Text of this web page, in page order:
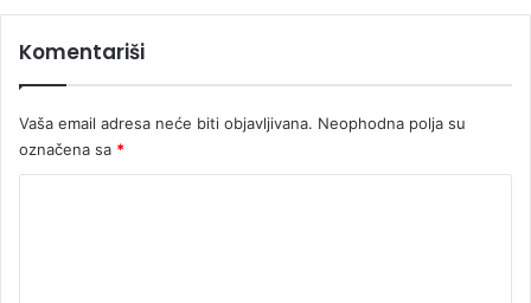
Komentariši
Vaša email adresa neće biti objavljivana. Neophodna polja su
označena sa *